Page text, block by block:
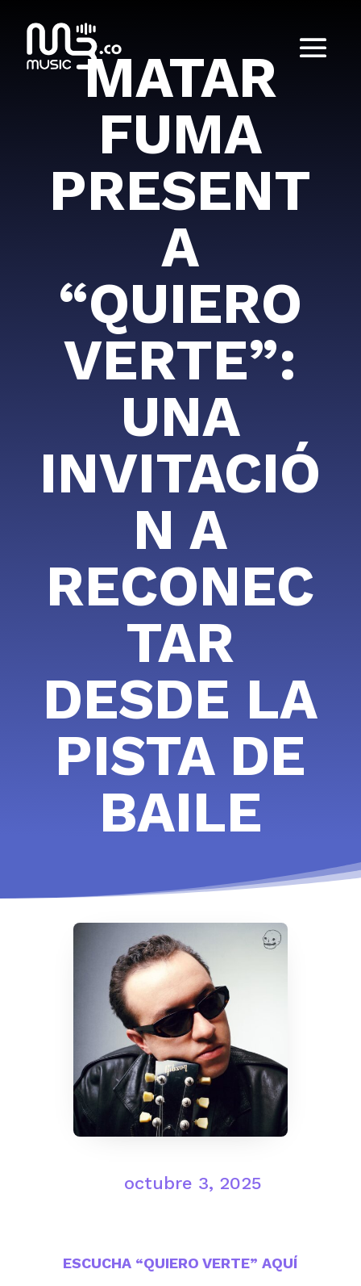
MATAR
FUMA
PRESENT
A
“QUIERO
VERTE”:
UNA
INVITACIÓ
N A
RECONEC
TAR
DESDE LA
PISTA DE
BAILE
octubre 3, 2025
ESCUCHA “QUIERO VERTE” AQUÍ